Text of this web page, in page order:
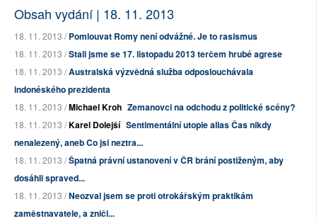
Obsah vydání | 18. 11. 2013
18. 11. 2013 /Pomlouvat Romy není odvážné. Je to rasismus
18. 11. 2013 /Stali jsme se 17. listopadu 2013 terčem hrubé agrese
18. 11. 2013 /Australská výzvědná služba odposlouchávala
indonéského prezidenta
18. 11. 2013 /Michael Kroh Zemanovci na odchodu z politické scény?
18. 11. 2013 /Karel Dolejší Sentimentální utopie alias Čas nikdy
nenalezený, aneb Co jsi neztra...
18. 11. 2013 /Špatná právní ustanovení v ČR brání postiženým, aby
dosáhli spraved...
18. 11. 2013 /Neozval jsem se proti otrokářským praktikám
zaměstnavatele, a zniči...